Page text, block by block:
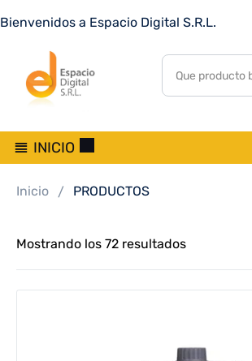
Bienvenidos a Espacio Digital S.R.L.
INICIO
Inicio PRODUCTOS
Mostrando los 72 resultados